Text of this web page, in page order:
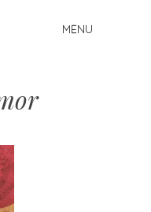
MENU